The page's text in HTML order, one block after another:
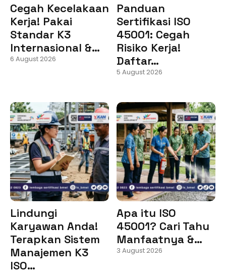
Cegah Kecelakaan
Kerja! Pakai
Standar K3
Internasional &…
6 August 2026
Panduan
Sertifikasi ISO
45001: Cegah
Risiko Kerja!
Daftar…
5 August 2026
Lindungi
Karyawan Anda!
Terapkan Sistem
Manajemen K3
ISO…
Apa itu ISO
45001? Cari Tahu
Manfaatnya &…
3 August 2026